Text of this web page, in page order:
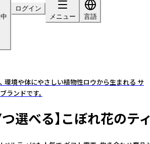
ログイン
メニュー
言語
環境や体にやさしい植物性ロウから生まれる サ
ランドです。
べる】こぼれ花のテ